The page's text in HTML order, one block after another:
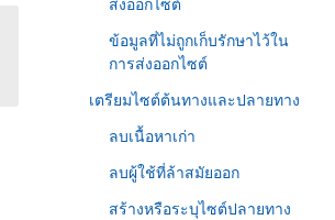
ส่งออกไซต์
ข้อมูลที่ไม่ถูกเก็บรักษาไว้ใน
การส่งออกไซต์
เตรียมไซต์ต้นทางและปลายทาง
ลบเนื้อหาเก่า
ลบผู้ใช้ที่ล้าสมัยออก
สร้างหรือระบุไซต์ปลายทาง